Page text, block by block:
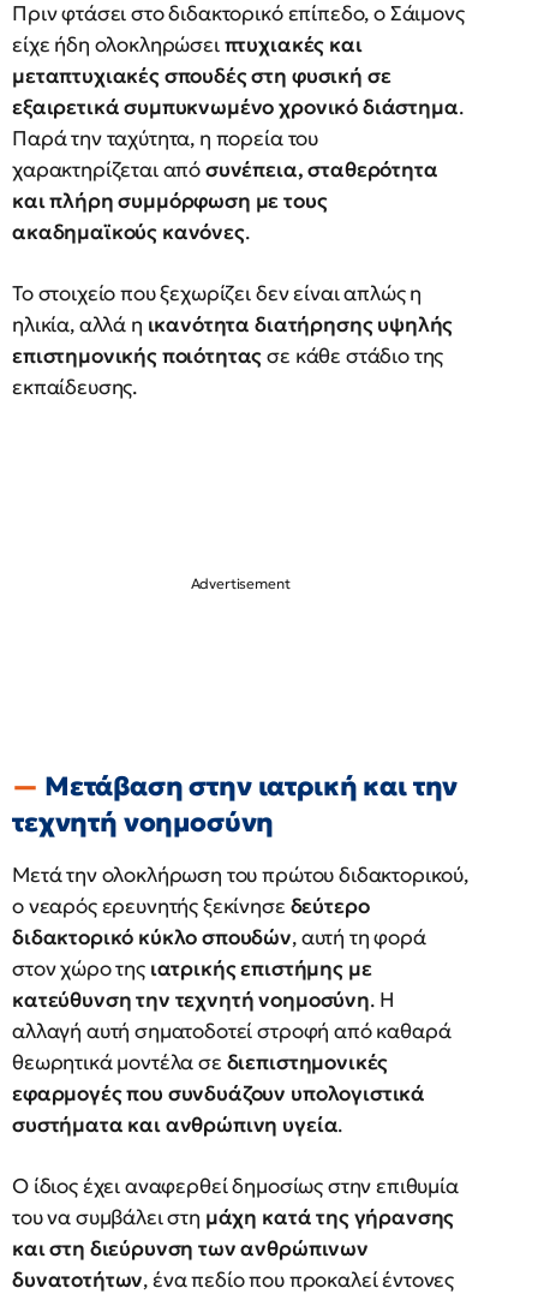
Πριν φτάσει στο διδακτορικό επίπεδο, ο Σάιμονς
είχε ήδη ολοκληρώσειπτυχιακές και
μεταπτυχιακές σπουδές στη φυσική σε
εξαιρετικά συμπυκνωμένο χρονικό διάστημα.
Παρά την ταχύτητα, η πορεία του
χαρακτηρίζεται απόσυνέπεια, σταθερότητα
και πλήρη συμμόρφωση με τους
ακαδημαϊκούς κανόνες.
Το στοιχείο που ξεχωρίζει δεν είναι απλώς η
ηλικία, αλλά η ικανότητα διατήρησης υψηλής
επιστημονικής ποιότηταςσε κάθε στάδιο της
εκπαίδευσης.
Μετάβαση στην ιατρική και την
τεχνητή νοημοσύνη
Μετά την ολοκλήρωση του πρώτου διδακτορικού,
ο νεαρός ερευνητής ξεκίνησε δεύτερο
διδακτορικό κύκλο σπουδών, αυτή τη φορά
στον χώρο της ιατρικής επιστήμης με
κατεύθυνση την τεχνητή νοημοσύνη. Η
αλλαγή αυτή σηματοδοτεί στροφή από καθαρά
θεωρητικά μοντέλα σε διεπιστημονικές
εφαρμογές που συνδυάζουν υπολογιστικά
συστήματα και ανθρώπινη υγεία.
Ο ίδιος έχει αναφερθεί δημοσίως στην επιθυμία
του να συμβάλει στη μάχη κατά της γήρανσης
και στη διεύρυνση των ανθρώπινων
δυνατοτήτων, ένα πεδίο που προκαλεί έντονες